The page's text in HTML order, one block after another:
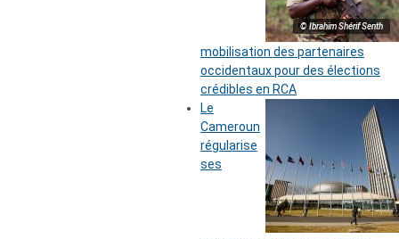
© Ibrahim Shérif Senth
mobilisation des partenaires
occidentaux pour des élections
crédibles en RCA
Le
Cameroun
régularise
ses